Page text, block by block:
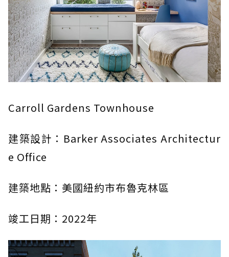
Carroll Gardens Townhouse
建築設計：Barker Associates Architectur
e Office
建築地點：美國紐約市布魯克林區
竣工日期：2022年